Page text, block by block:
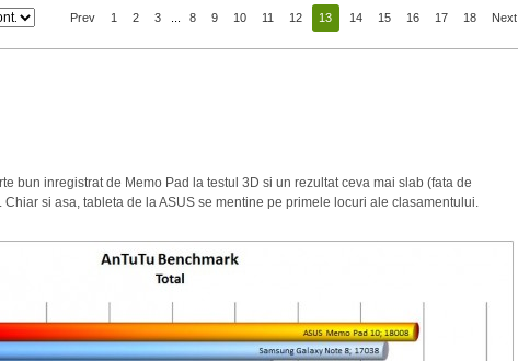
Prev 1 2 3 8 9 10 11 12 13 14 15 16 17 18 Next
bun inregistrat de Memo Pad la testul 3D si un rezultat ceva mai slab (fata de
si asa, tableta de la ASUS se mentine pe primele locuri ale clasamentului.